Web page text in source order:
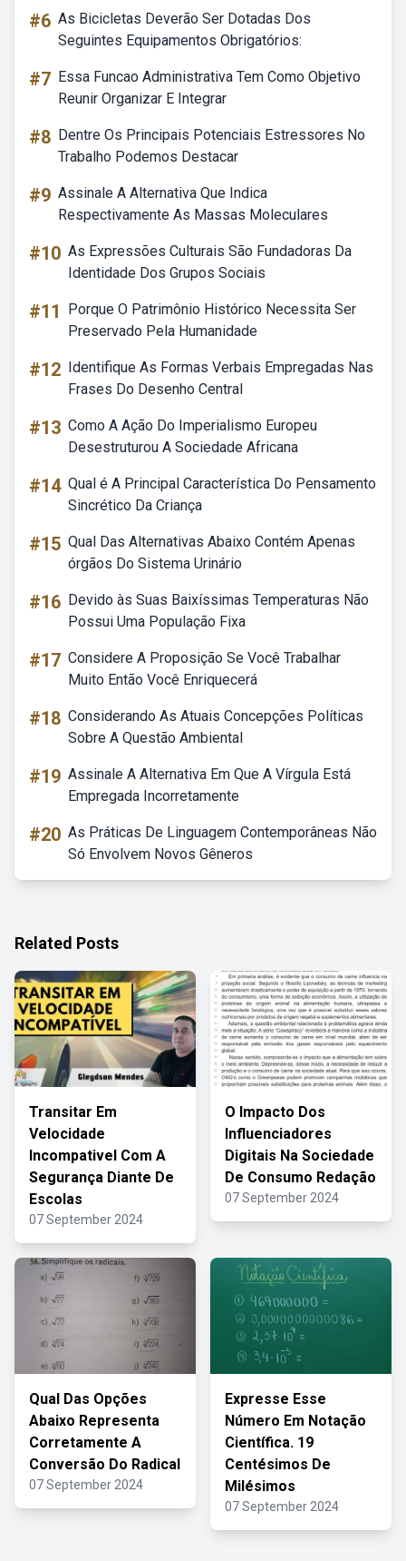
#6 As Bicicletas Deverão Ser Dotadas Dos
Seguintes Equipamentos Obrigatórios:
#7 Essa Funcao Administrativa Tem Como Objetivo
Reunir Organizar E Integrar
#8 Dentre Os Principais Potenciais Estressores No
Trabalho Podemos Destacar
#9 Assinale A Alternativa Que Indica
Respectivamente As Massas Moleculares
#10 As Expressões Culturais São Fundadoras Da
Identidade Dos Grupos Sociais
#11
Porque O Patrimônio Histórico Necessita Ser
Preservado Pela Humanidade
#12 Identifique As Formas Verbais Empregadas Nas
Frases Do Desenho Central
#13 Como A Ação Do Imperialismo Europeu
Desestruturou A Sociedade Africana
#14 Qual é A Principal Característica Do Pensamento
Sincrético Da Criança
#15 Qual Das Alternativas Abaixo Contém Apenas
órgãos Do Sistema Urinário
#16 Devido às Suas Baixíssimas Temperaturas Não
Possui Uma População Fixa
#17 Considere A Proposição Se Você Trabalhar
Muito Então Você Enriquecerá
#18 Considerando As Atuais Concepções Políticas
Sobre A Questão Ambiental
#19 Assinale A Alternativa Em Que A Vírgula Está
Empregada Incorretamente
#20 As Práticas De Linguagem Contemporâneas Não
Só Envolvem Novos Gêneros
Related Posts
Transitar Em
Velocidade
Incompativel Com A
Segurança Diante De
Escolas
07 September 2024
O Impacto Dos
Influenciadores
Digitais Na Sociedade
De Consumo Redação
07 September 2024
Qual Das Opções
Abaixo Representa
Corretamente A
Conversão Do Radical
07 September 2024
Expresse Esse
Número Em Notação
Científica. 19
Centésimos De
Milésimos
07 September 2024